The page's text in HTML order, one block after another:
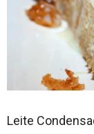
Leite